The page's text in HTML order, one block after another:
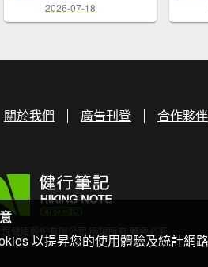
2026-07-18
關於我們 廣告刊登 合作夥伴
健康股份有限公司 版權所有 轉載必究
以提昇您的使用體驗及統計網